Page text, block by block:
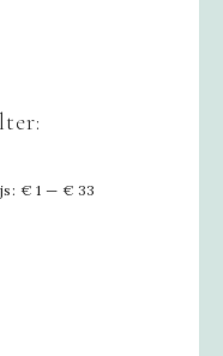
€ 1 — € 33